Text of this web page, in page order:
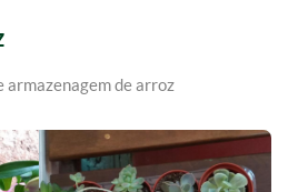
armazenagem de arroz